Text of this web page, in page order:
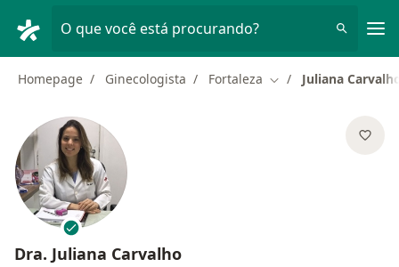
O que você está procurando?
Homepage Ginecologista Fortaleza Mudar de cidade
Juliana
Dra. Juliana Carvalho